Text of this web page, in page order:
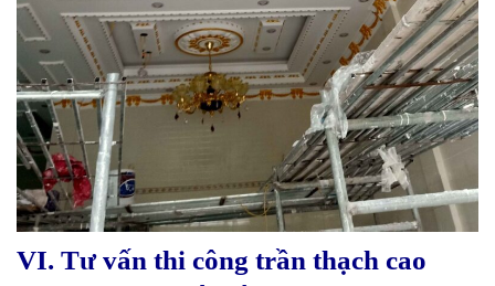
VI. Tư vấn thi công trần thạch cao